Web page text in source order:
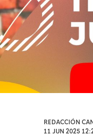
REDACCIÓN
11 JUN 2025